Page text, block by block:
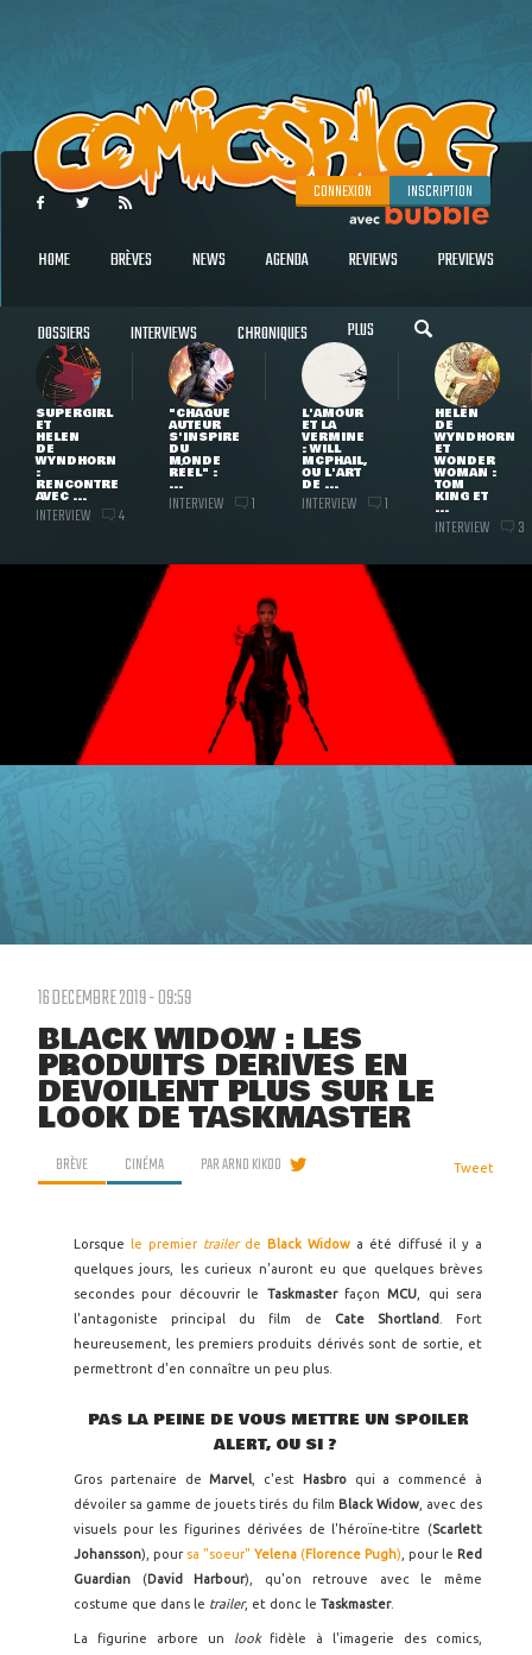
CONNEXION INSCRIPTION
HOME BRÈVES NEWS AGENDA REVIEWS PREVIEWS
DOSSIERS INTERVIEWS CHRONIQUES PLUS
SUPERGIRL
ET
HELEN
DE
WYNDHORN
:
RENCONTRE
AVEC ...
INTERVIEW 4
"CHAQUE
AUTEUR
S'INSPIRE
DU
MONDE
RÉEL" :
...
INTERVIEW 1
L'AMOUR
ET LA
VERMINE
: WILL
MCPHAIL,
OU L'ART
DE ...
INTERVIEW 1
HELEN
DE
WYNDHORN
ET
WONDER
WOMAN :
TOM
KING ET
...
INTERVIEW 3
16 DECEMBRE 2019 - 09:59
BLACK WIDOW : LES
PRODUITS DÉRIVÉS EN
DÉVOILENT PLUS SUR LE
LOOK DE TASKMASTER
BRÈVE CINÉMA PARARNO KIKOO Tweet
Lorsque le premier trailer de Black Widow a été diffusé il y a
quelques jours, les curieux n'auront eu que quelques brèves
secondes pour découvrir le Taskmaster façonMCU , qui sera
l'antagoniste principal du film de
Cate Shortland
. Fort
heureusement, les premiers produits dérivés sont de sortie, et
permettront d'en connaître un peu plus.
PAS LA PEINE DE VOUS METTRE UN SPOILER
ALERT, OU SI ?
Gros partenaire deMarvel , c'est Hasbro
qui a commencé à
dévoiler sa gamme de jouets tirés du film Black Widow, avec des
visuels pour les figurines dérivées de l'héroïne-titre (Scarlett
Johansson), pour sa "soeur" Yelena (Florence Pugh) , pour le Red
Guardian
(David Harbour), qu'on retrouve avec le même
costume que dans le trailer, et donc le Taskmaster.
La figurine arbore un look fidèle à l'imagerie des comics,